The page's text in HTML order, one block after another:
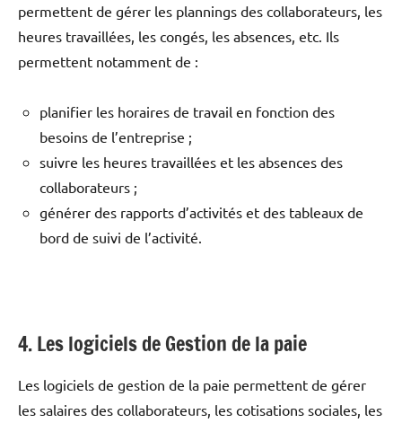
permettent de gérer les plannings des collaborateurs, les
heures travaillées, les congés, les absences, etc. Ils
permettent notamment de :
planifier les horaires de travail en fonction des
besoins de l’entreprise ;
suivre les heures travaillées et les absences des
collaborateurs ;
générer des rapports d’activités et des tableaux de
bord de suivi de l’activité.
4. Les logiciels de Gestion de la paie
Les logiciels de gestion de la paie permettent de gérer
les salaires des collaborateurs, les cotisations sociales, les